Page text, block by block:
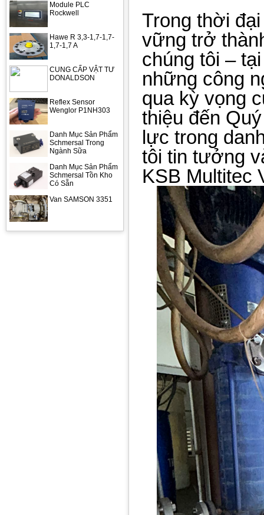
Module PLC
Rockwell
Hawe R 3,3-1,7-1,7-
1,7-1,7 A
CUNG CẤP VẬT TƯ
DONALDSON
Reflex Sensor
Wenglor P1NH303
Danh Mục Sản Phẩm
Schmersal Trong
Ngành Sữa
Danh Mục Sản Phẩm
Schmersal Tồn Kho
Có Sẵn
Van SAMSON 3351
Trong thời
vững trở
chúng tôi –
những công
qua kỳ vọng
thiệu đến
lực trong
tôi tin tưởng
KSB Multitec